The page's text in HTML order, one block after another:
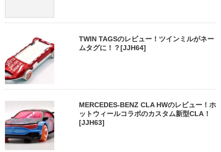
TWIN TAGSのレビュー！ツインミルがネー
ムタグに！？[JJH64]
MERCEDES-BENZ CLA HWのレビュー！ホ
ットウィールコラボのカスタム新型CLA！
[JJH63]